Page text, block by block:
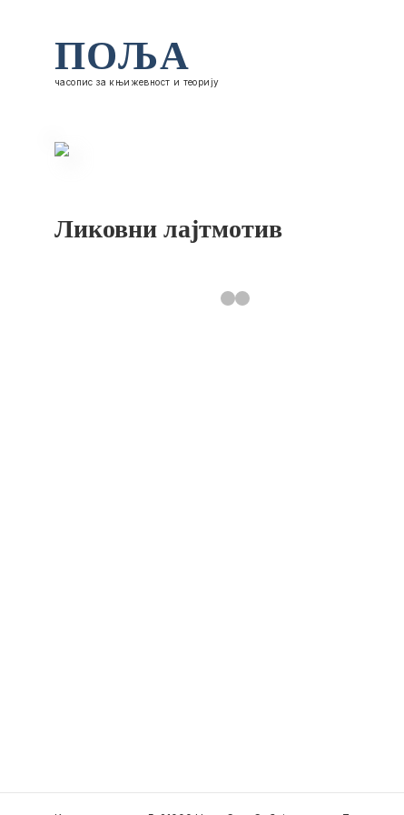
ПОЉА
часопис за књижевност и теорију
Ликовни лајтмотив